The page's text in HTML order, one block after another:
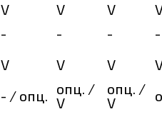
V V V
- - -
-
V V V
- / опц. опц. /
V
опц. /
V